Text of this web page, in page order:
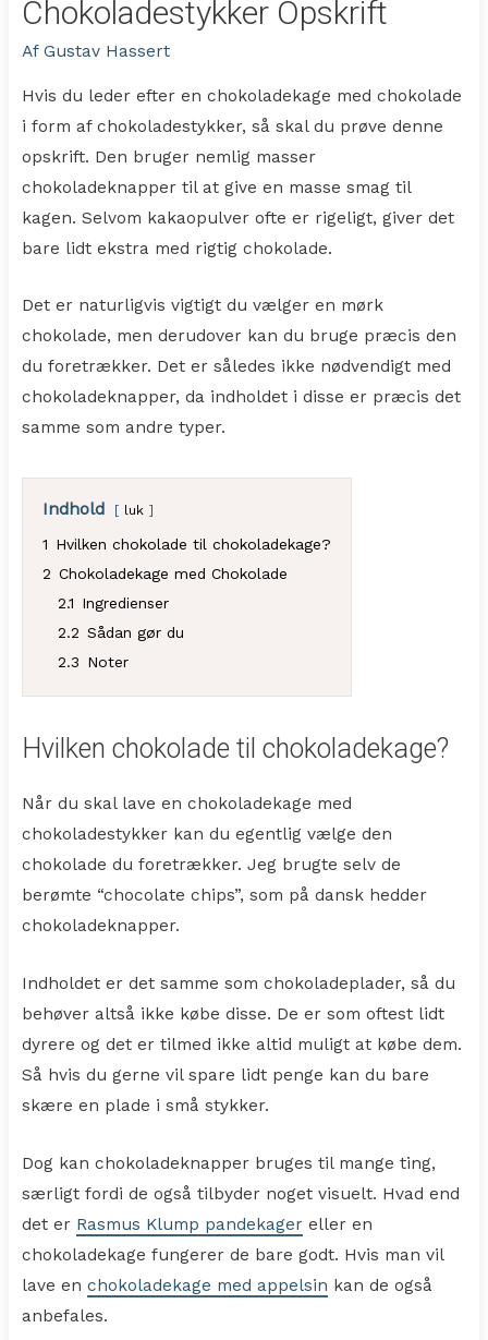
Chokoladestykker Opskrift
AfGustav Hassert
Hvis du leder efter en chokoladekage med chokolade
i form af chokoladestykker, så skal du prøve denne
opskrift. Den bruger nemlig masser
chokoladeknapper til at give en masse smag til
kagen. Selvom kakaopulver ofte er rigeligt, giver det
bare lidt ekstra med rigtig chokolade.
Det er naturligvis vigtigt du vælger en mørk
chokolade, men derudover kan du bruge præcis den
du foretrækker. Det er således ikke nødvendigt med
chokoladeknapper, da indholdet i disse er præcis det
samme som andre typer.
Indhold luk
1 Hvilken chokolade til chokoladekage?
2 Chokoladekage med Chokolade
2.1 Ingredienser
2.2 Sådan gør du
2.3 Noter
Hvilken chokolade til chokoladekage?
Når du skal lave en chokoladekage med
chokoladestykker kan du egentlig vælge den
chokolade du foretrækker. Jeg brugte selv de
berømte “chocolate chips”, som på dansk hedder
chokoladeknapper.
Indholdet er det samme som chokoladeplader, så du
behøver altså ikke købe disse. De er som oftest lidt
dyrere og det er tilmed ikke altid muligt at købe dem.
Så hvis du gerne vil spare lidt penge kan du bare
skære en plade i små stykker.
Dog kan chokoladeknapper bruges til mange ting,
særligt fordi de også tilbyder noget visuelt. Hvad end
det er Rasmus Klump pandekager eller en
chokoladekage fungerer de bare godt. Hvis man vil
lave enchokoladekage med appelsin kan de også
anbefales.